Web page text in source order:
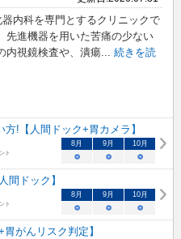
器内科を専門とするクリニックで
先進機器を用いた苦痛の少ない
内視鏡検査や、潰瘍... 続きを読
!【人間ドック+胃カメラ】
ト
8月 9月 10月
○ ○ ○
間ドック】
ト
8月 9月 10月
○ ○ ○
がんリスク判定】